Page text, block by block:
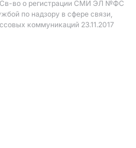
во о регистрации СМИ ЭЛ №ФС
по надзору в сфере связи,
коммуникаций 23.11.2017